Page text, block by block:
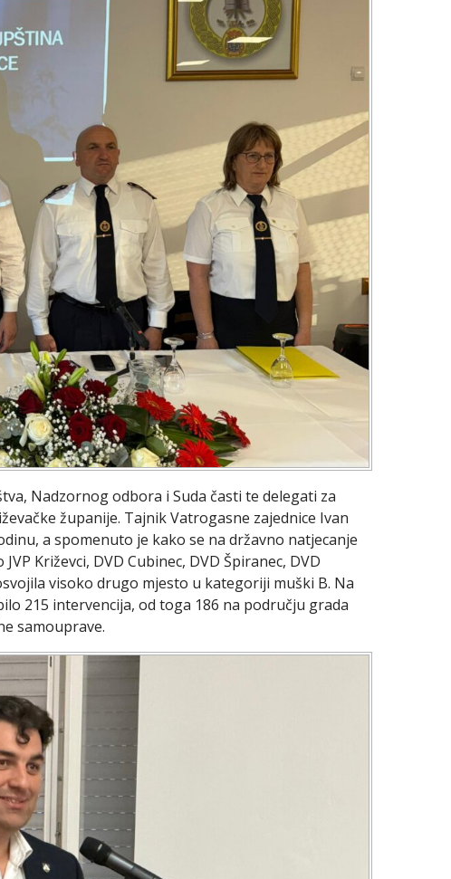
Nadzornog odbora i Suda časti te delegati za
županije. Tajnik Vatrogasne zajednice Ivan
a spomenuto je kako se na državno natjecanje
Križevci, DVD Cubinec, DVD Špiranec, DVD
visoko drugo mjesto u kategoriji muški B. Na
215 intervencija, od toga 186 na području grada
samouprave.